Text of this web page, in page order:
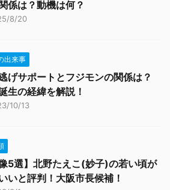
係は？動機は何？
8/20
出来事
げサポートとフジモンの関係は？
生の経緯を解説！
10/13
像5選】北野たえこ(妙子)の若い頃が
いと評判！大阪市長候補！